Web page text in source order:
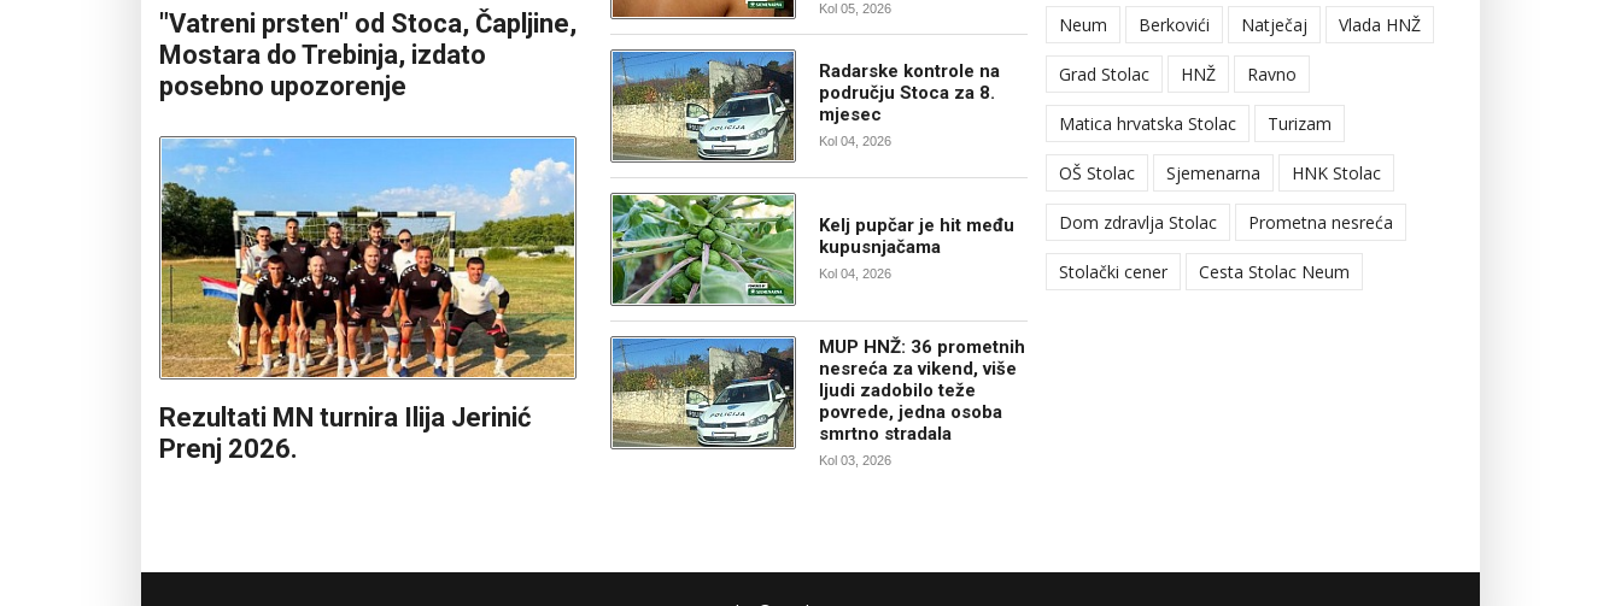
"Vatreni prsten" od Stoca, Čapljine,
Mostara do Trebinja, izdato
posebno upozorenje
Rezultati MN turnira Ilija Jerinić
Prenj 2026.
Kol 05, 2026
Radarske kontrole na
području Stoca za 8.
mjesec
Kol 04, 2026
Kelj pupčar je hit među
kupusnjačama
Kol 04, 2026
MUP HNŽ: 36 prometnih
nesreća za vikend, više
ljudi zadobilo teže
povrede, jedna osoba
smrtno stradala
Kol 03, 2026
Neum Berkovići Natječaj Vlada HNŽ
Grad Stolac HNŽ Ravno
Matica hrvatska Stolac Turizam
OŠ Stolac Sjemenarna HNK Stolac
Dom zdravlja Stolac Prometna nesreća
Stolački cener Cesta Stolac Neum